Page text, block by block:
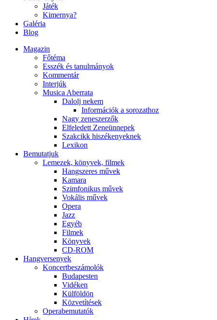
Játék
Kimernya?
Galéria
Blog
Magazin
Főtéma
Esszék és tanulmányok
Kommentár
Interjúk
Musica Aberrata
Dalolj nekem
Információk a sorozathoz
Nagy zeneszerzők
Elfeledett Zeneünnepek
Szakcikk hiszékenyeknek
Lexikon
Bemutatjuk
Lemezek, könyvek, filmek
Hangszeres művek
Kamara
Szimfonikus művek
Vokális művek
Opera
Jazz
Egyéb
Filmek
Könyvek
CD-ROM
Hangversenyek
Koncertbeszámolók
Budapesten
Vidéken
Külföldön
Közvetítések
Operabemutatók